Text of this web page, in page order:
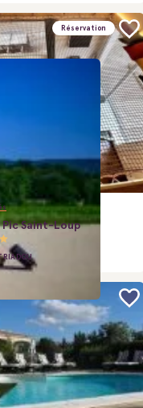
Saint-Loup
Réservation
Touristique
Saint-Martin-